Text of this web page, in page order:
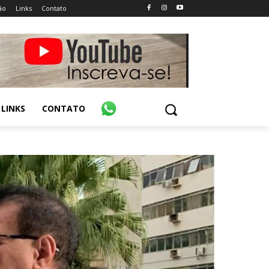
Links Contato
LINKS CONTATO